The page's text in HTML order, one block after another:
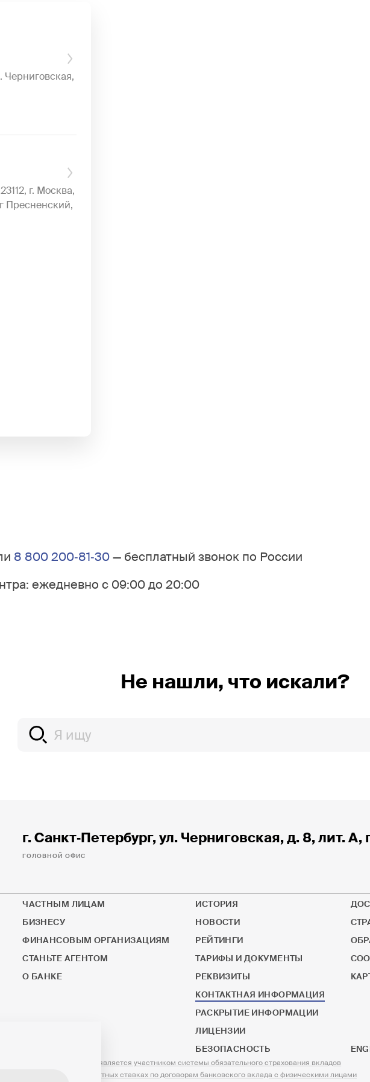
Черниговская,
г. Москва,
Пресненский,
8 800 200‐81‐30— бесплатный звонок по России
ежедневно с 09:00 до 20:00
Не нашли, что искали?
г. Санкт‐Петербург, ул. Черниговская, д. 8, лит. А,
ГОЛОВНОЙ ОФИС
ЧАСТНЫМ ЛИЦАМ
БИЗНЕСУ
ФИНАНСОВЫМ ОРГАНИЗАЦИЯМ
СТАНЬТЕ АГЕНТОМ
О БАНКЕ
ИСТОРИЯ
НОВОСТИ
РЕЙТИНГИ
ТАРИФЫ И ДОКУМЕНТЫ
РЕКВИЗИТЫ
КОНТАКТНАЯ ИНФОРМАЦИЯ
РАСКРЫТИЕ ИНФОРМАЦИИ
ЛИЦЕНЗИИ
БЕЗОПАСНОСТЬ
ПАО ФИНСТАР БАНК является участником системы обязательного страхования вкладов
Информация о процентных ставках по договорам банковского вклада с физическими лицами